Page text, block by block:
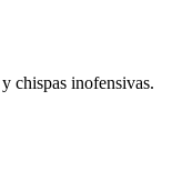
chispas inofensivas.